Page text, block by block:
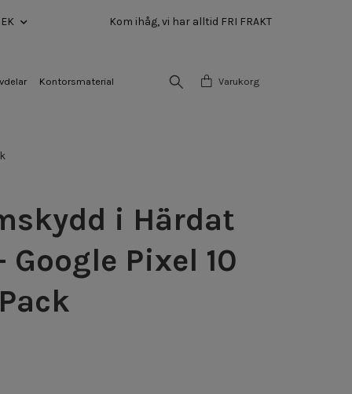
Kom ihåg, vi har alltid FRI FRAKT
Kontorsmaterial Varukorg
i Härdat
Google Pixel 10